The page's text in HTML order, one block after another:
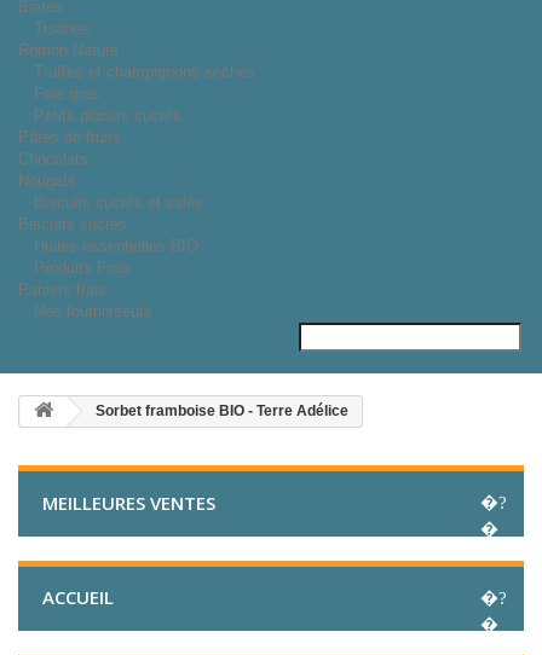
Bières
Tisanes
Romon Nature
Truffes et champignons séchés
Foie gras
Petits plaisirs sucrés
Pâtes de fruits
Chocolats
Nougats
Biscuits sucrés et salés
Biscuits sucrés
Huiles essentielles BIO
Produits Frais
Paniers frais
Nos fournisseurs
Sorbet framboise BIO - Terre Adélice
MEILLEURES VENTES
ACCUEIL